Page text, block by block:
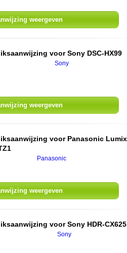
weergeven
voorSony DSC-HX99
Sony
weergeven
voor Panasonic Lumix
Panasonic
weergeven
voorSony HDR-CX625
Sony